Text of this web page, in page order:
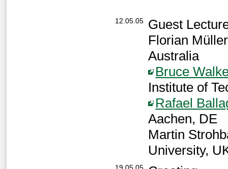
12.05.05
Guest
Florian
Australia
Bruce
Institute of
Rafael
Aachen, DE
Martin
University,